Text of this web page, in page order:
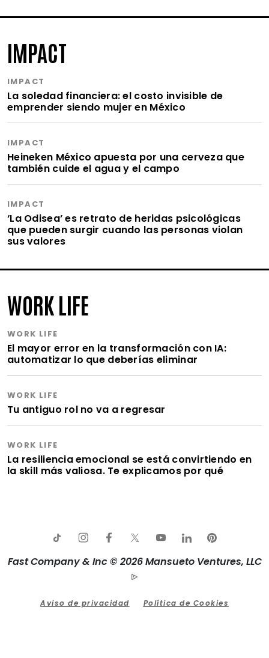
IMPACT
IMPACT
La soledad financiera: el costo invisible de
emprender siendo mujer en México
IMPACT
Heineken México apuesta por una cerveza que
también cuide el agua y el campo
IMPACT
‘La Odisea’ es retrato de heridas psicológicas
que pueden surgir cuando las personas violan
sus valores
WORK LIFE
WORK LIFE
El mayor error en la transformación con IA:
automatizar lo que deberías eliminar
WORK LIFE
Tu antiguo rol no va a regresar
WORK LIFE
La resiliencia emocional se está convirtiendo en
la skill más valiosa. Te explicamos por qué
Fast Company & Inc © 2026 Mansueto Ventures, LLC
Aviso de privacidad Política de Cookies